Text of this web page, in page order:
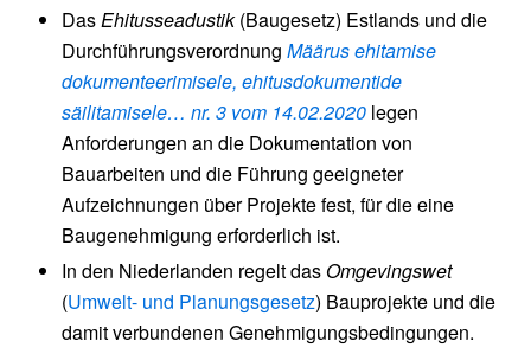
DasEhitusseadustik(Baugesetz) Estlands und die
Durchführungsverordnung Määrus ehitamise
dokumenteerimisele, ehitusdokumentide
säilitamisele… nr. 3 vom 14.02.2020 legen
Anforderungen an die Dokumentation von
Bauarbeiten und die Führung geeigneter
Aufzeichnungen über Projekte fest, für die eine
Baugenehmigung erforderlich ist.
In den Niederlanden regelt dasOmgevingswet
(Umwelt- und Planungsgesetz) Bauprojekte und die
damit verbundenen Genehmigungsbedingungen.